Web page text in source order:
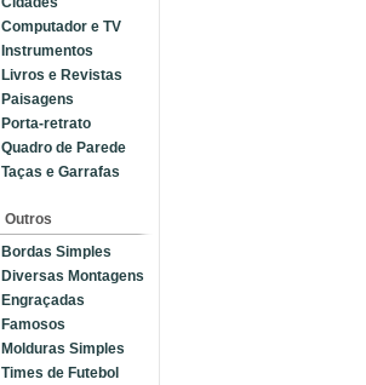
Computador e TV
Instrumentos
Livros e Revistas
Paisagens
Porta-retrato
Quadro de Parede
Taças e Garrafas
Outros
Bordas Simples
Diversas Montagens
Engraçadas
Famosos
Molduras Simples
Times de Futebol